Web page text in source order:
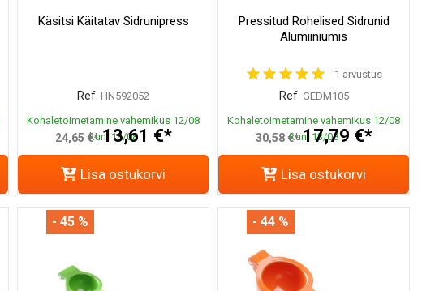
Käsitsi Käitatav Sidrunipress
Ref. HN592052
Kohaletoimetamine vahemikus 12/08
kuni 13/08
24,65 €* 13,61 €*
Lisa ostukorvi
Pressitud Rohelised Sidrunid
Alumiiniumis
1 arvustus
Ref. GEDM105
Kohaletoimetamine vahemikus 12/08
kuni 13/08
30,58 €* 17,79 €*
Lisa ostukorvi
- 45 % - 44 %